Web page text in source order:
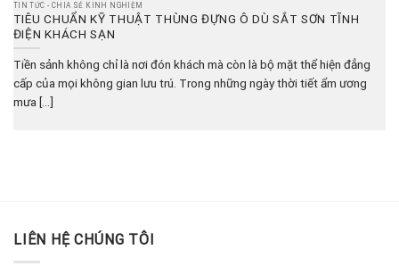
TIN TỨC - CHIA SẺ KINH NGHIỆM
TIÊU CHUẨN KỸ THUẬT THÙNG ĐỰNG Ô DÙ SẮT SƠN TĨNH
ĐIỆN KHÁCH SẠN
Tiền sảnh không chỉ là nơi đón khách mà còn là bộ mặt thể hiện đẳng
cấp của mọi không gian lưu trú. Trong những ngày thời tiết ẩm ương
mưa [...]
LIÊN HỆ CHÚNG TÔI